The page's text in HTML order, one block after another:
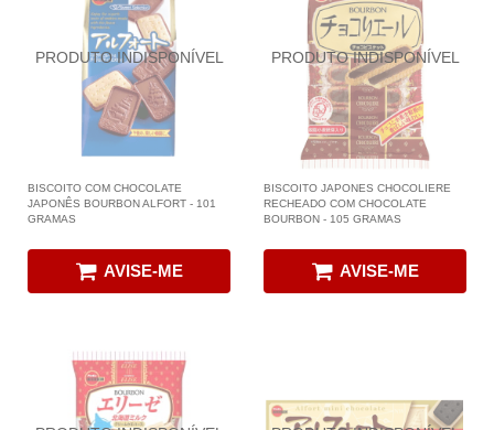
BISCOITO COM CHOCOLATE
JAPONÊS BOURBON ALFORT - 101
GRAMAS
AVISE-ME
BISCOITO JAPONES CHOCOLIERE
RECHEADO COM CHOCOLATE
BOURBON - 105 GRAMAS
AVISE-ME